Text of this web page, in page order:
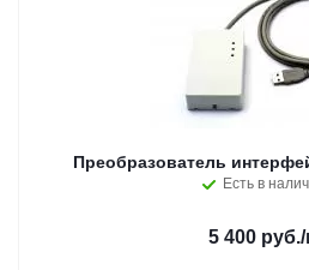
Преобразователь
Есть в
5 400 руб.